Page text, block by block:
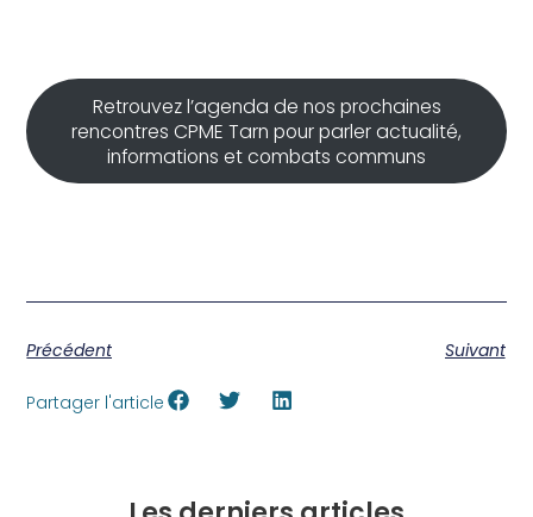
Retrouvez l’agenda de nos prochaines
rencontres CPME Tarn pour parler actualité,
informations et combats communs
Précédent Suivant
Partager l'article